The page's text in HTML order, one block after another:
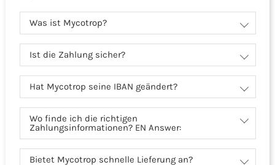
Was ist Mycotrop?
Ist die Zahlung sicher?
Hat Mycotrop seine IBAN geändert?
Wo finde ich die richtigen
Zahlungsinformationen? EN Answer:
Bietet Mycotrop schnelle Lieferung an?